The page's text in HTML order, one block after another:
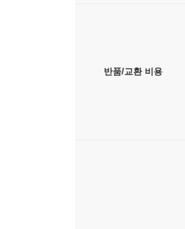
반품/교환 비용